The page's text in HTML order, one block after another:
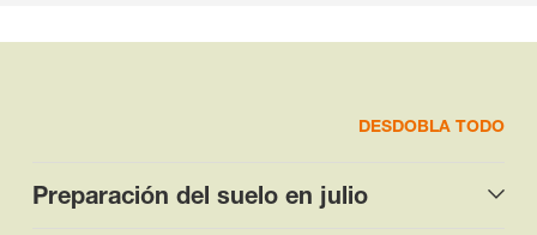
DESDOBLA TODO
Preparación del suelo en julio